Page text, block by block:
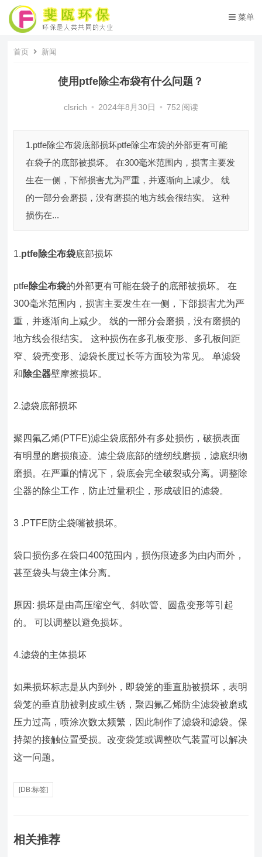
菜单
首页 新闻
使用ptfe除尘布袋有什么问题？
clsrich • 2024年8月30日 • 752 阅读
1.ptfe除尘布袋底部损坏ptfe除尘布袋的外部更有可能
在袋子的底部被损坏。 在300毫米范围内，损害主要发
生在一侧，下部损害尤为严重，并逐渐向上减少。 线
的一部分会磨损，没有磨损的地方线会很结实。 这种
损伤在...
1.ptfe除尘布袋底部损坏
ptfe除尘布袋的外部更有可能在袋子的底部被损坏。 在
300毫米范围内，损害主要发生在一侧，下部损害尤为严
重，并逐渐向上减少。 线的一部分会磨损，没有磨损的
地方线会很结实。 这种损伤在多孔板变形、多孔板间距
窄、袋壳变形、滤袋长度过长等方面较为常见。 单滤袋
和除尘器壁摩擦损坏。
2.滤袋底部损坏
聚四氟乙烯(PTFE)滤尘袋底部外有多处损伤，破损表面
有明显的磨损痕迹。滤尘袋底部的缝纫线磨损，滤底织物
磨损。在严重的情况下，袋底会完全破裂或分离。调整除
尘器的除尘工作，防止过量积尘，形成破旧的滤袋。
3 .PTFE防尘袋嘴被损坏。
袋口损伤多在袋口400范围内，损伤痕迹多为由内而外，
甚至袋头与袋主体分离。
原因: 损坏是由高压缩空气、斜吹管、圆盘变形等引起
的。 可以调整以避免损坏。
4.滤袋的主体损坏
如果损坏标志是从内到外，即袋笼的垂直肋被损坏，表明
袋笼的垂直肋被剥皮或生锈，聚四氟乙烯防尘滤袋被磨或
压力过高，喷涂次数太频繁，因此制作了滤袋和滤袋。保
持架的接触位置受损。改变袋笼或调整吹气装置可以解决
这一问题。
[DB:标签]
相关推荐